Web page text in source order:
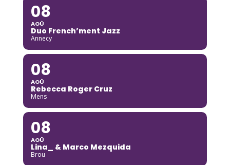
08
AOÛ
Duo French’ment Jazz
Annecy
08
AOÛ
Rebecca Roger Cruz
Mens
08
AOÛ
Lina_ & Marco Mezquida
Brou